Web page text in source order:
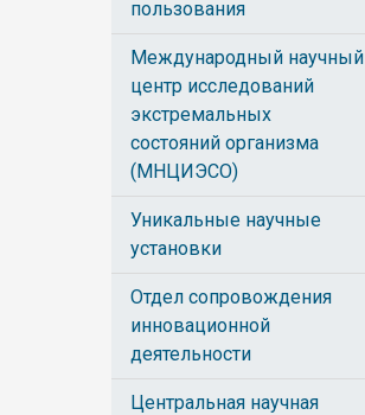
пользования
Международный научный
центр исследований
экстремальных
состояний организма
(МНЦИЭСО)
Уникальные научные
установки
Отдел сопровождения
инновационной
деятельности
Центральная научная